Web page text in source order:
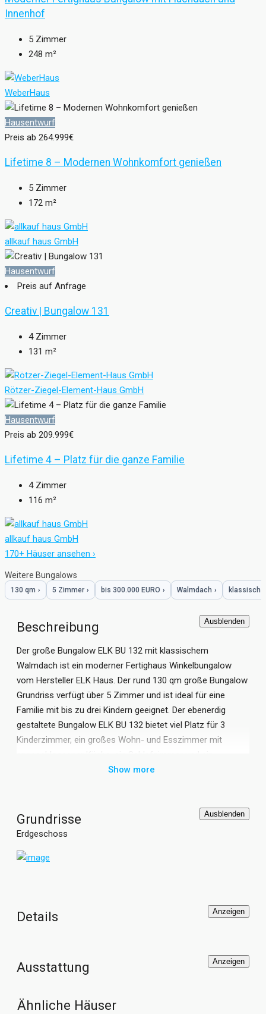
Innenhof
5 Zimmer
248 m²
WeberHaus
Hausentwurf
Preis ab 264.999€
Lifetime 8 – Modernen Wohnkomfort genießen
5 Zimmer
172 m²
allkauf haus GmbH
Hausentwurf
Preis auf Anfrage
Creativ | Bungalow 131
4 Zimmer
131 m²
Rötzer-Ziegel-Element-Haus GmbH
Hausentwurf
Preis ab 209.999€
Lifetime 4 – Platz für die ganze Familie
4 Zimmer
116 m²
allkauf haus GmbH
170+ Häuser ansehen ›
Weitere Bungalows
130 qm › 5 Zimmer › bis 300.000 EURO › Walmdach › klassisch
Beschreibung Ausblenden
Der große Bungalow ELK BU 132 mit klassischem
Walmdach ist ein moderner Fertighaus Winkelbungalow
vom Hersteller ELK Haus. Der rund 130 qm große Bungalow
Grundriss verfügt über 5 Zimmer und ist ideal für eine
Familie mit bis zu drei Kindern geeignet. Der ebenerdig
gestaltete Bungalow ELK BU 132 bietet viel Platz für 3
Kinderzimmer, ein großes Wohn- und Esszimmer mit
Familienbad mit separatem WC. Die überdachte Terrasse ist
großen, bodentiefen Fenstern gestaltet.
Show more
Grundrisse Ausblenden
Erdgeschoss
Details Anzeigen
Ausstattung Anzeigen
Ähnliche Häuser